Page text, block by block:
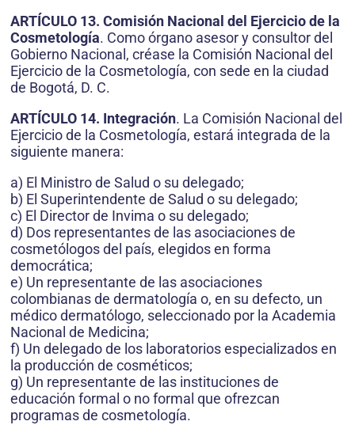
ARTÍCULO 13. Comisión Nacional del Ejercicio de la
Cosmetología. Como órgano asesor y consultor del
Gobierno Nacional, créase la Comisión Nacional del
Ejercicio de la Cosmetología, con sede en la ciudad
de Bogotá, D. C.
ARTÍCULO 14. Integración. La Comisión Nacional del
Ejercicio de la Cosmetología, estará integrada de la
siguiente manera:
a) El Ministro de Salud o su delegado;
b) El Superintendente de Salud o su delegado;
c) El Director de Invima o su delegado;
d) Dos representantes de las asociaciones de
cosmetólogos del país, elegidos en forma
democrática;
e) Un representante de las asociaciones
colombianas de dermatología o, en su defecto, un
médico dermatólogo, seleccionado por la Academia
Nacional de Medicina;
f) Un delegado de los laboratorios especializados en
la producción de cosméticos;
g) Un representante de las instituciones de
educación formal o no formal que ofrezcan
programas de cosmetología.